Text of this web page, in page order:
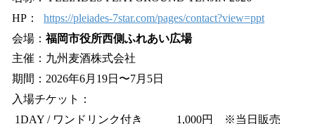
HP： https://pleiades-7star.com/pages/contact?view=ppt
会場：福岡市役所西側ふれあい広場
主催：九州麦酒株式会社
期間：2026年6月19日〜7月5日
入場チケット：
1DAY / ワンドリンク付き 1,000円 ※当日販売